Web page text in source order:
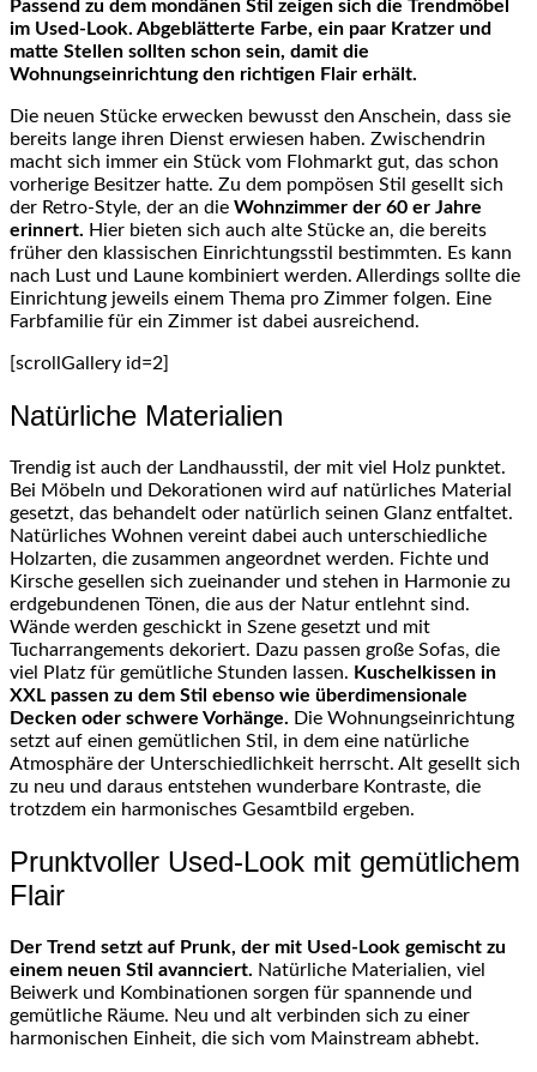
Passend zu dem mondänen Stil zeigen sich die Trendmöbel
im Used-Look. Abgeblätterte Farbe, ein paar Kratzer und
matte Stellen sollten schon sein, damit die
Wohnungseinrichtung den richtigen Flair erhält.
Die neuen Stücke erwecken bewusst den Anschein, dass sie
bereits lange ihren Dienst erwiesen haben. Zwischendrin
macht sich immer ein Stück vom Flohmarkt gut, das schon
vorherige Besitzer hatte. Zu dem pompösen Stil gesellt sich
der Retro-Style, der an die Wohnzimmer der 60 er Jahre
erinnert. Hier bieten sich auch alte Stücke an, die bereits
früher den klassischen Einrichtungsstil bestimmten. Es kann
nach Lust und Laune kombiniert werden. Allerdings sollte die
Einrichtung jeweils einem Thema pro Zimmer folgen. Eine
Farbfamilie für ein Zimmer ist dabei ausreichend.
[scrollGallery id=2]
Natürliche Materialien
Trendig ist auch der Landhausstil, der mit viel Holz punktet.
Bei Möbeln und Dekorationen wird auf natürliches Material
gesetzt, das behandelt oder natürlich seinen Glanz entfaltet.
Natürliches Wohnen vereint dabei auch unterschiedliche
Holzarten, die zusammen angeordnet werden. Fichte und
Kirsche gesellen sich zueinander und stehen in Harmonie zu
erdgebundenen Tönen, die aus der Natur entlehnt sind.
Wände werden geschickt in Szene gesetzt und mit
Tucharrangements dekoriert. Dazu passen große Sofas, die
viel Platz für gemütliche Stunden lassen. Kuschelkissen in
XXL passen zu dem Stil ebenso wie überdimensionale
Decken oder schwere Vorhänge. Die Wohnungseinrichtung
setzt auf einen gemütlichen Stil, in dem eine natürliche
Atmosphäre der Unterschiedlichkeit herrscht. Alt gesellt sich
zu neu und daraus entstehen wunderbare Kontraste, die
trotzdem ein harmonisches Gesamtbild ergeben.
Prunktvoller Used-Look mit gemütlichem
Flair
Der Trend setzt auf Prunk, der mit Used-Look gemischt zu
einem neuen Stil avannciert. Natürliche Materialien, viel
Beiwerk und Kombinationen sorgen für spannende und
gemütliche Räume. Neu und alt verbinden sich zu einer
harmonischen Einheit, die sich vom Mainstream abhebt.